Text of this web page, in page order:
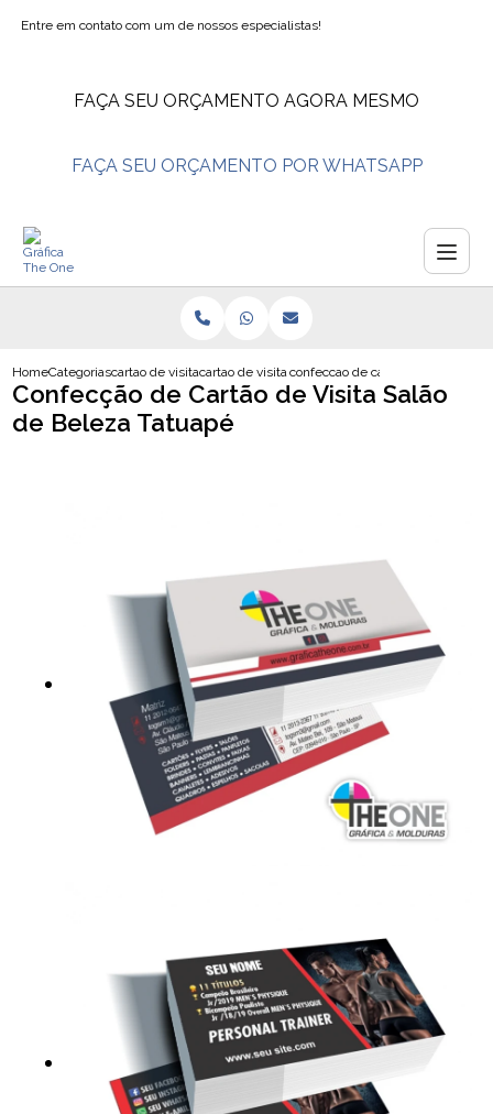
Entre em contato com um de nossos especialistas!
FAÇA SEU ORÇAMENTO AGORA MESMO
FAÇA SEU ORÇAMENTO POR WHATSAPP
HomeCategoriascartao de visitacartao de visita salao de beleza
confeccao de cartao de visita
Confecção de Cartão de Visita Salão
de Beleza Tatuapé